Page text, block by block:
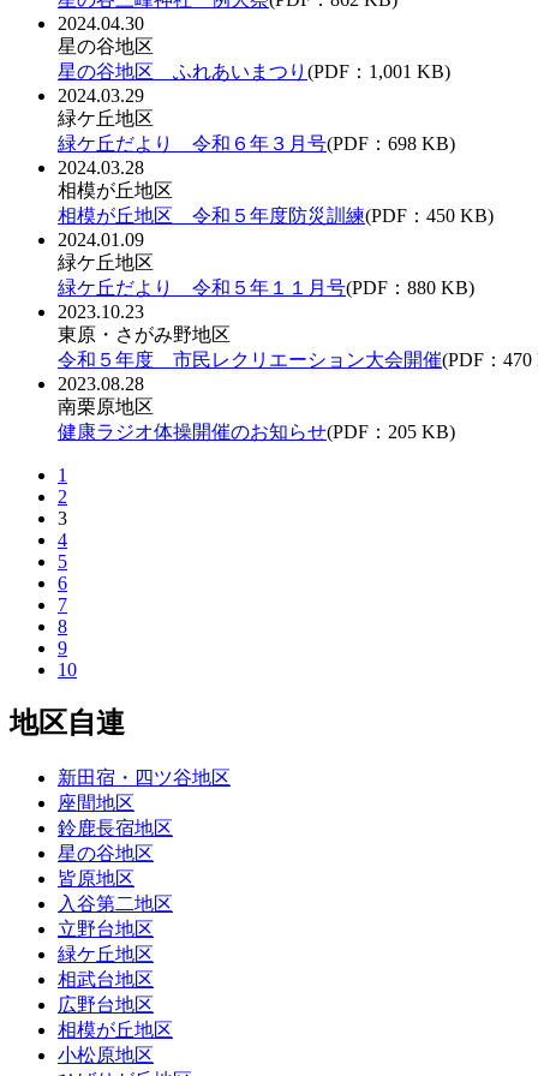
2024.04.30
星の谷地区
星の谷地区 ふれあいまつり (PDF：1,001 KB)
2024.03.29
緑ケ丘地区
緑ケ丘だより 令和６年３月号(PDF：698 KB)
2024.03.28
相模が丘地区
相模が丘地区 令和５年度防災訓練(PDF：450 KB)
2024.01.09
緑ケ丘地区
緑ケ丘だより 令和５年１１月号(PDF：880 KB)
2023.10.23
東原・さがみ野地区
令和５年度 市民レクリエーション大会開催(PDF：
2023.08.28
南栗原地区
健康ラジオ体操開催のお知らせ(PDF：205 KB)
1
2
3
4
5
6
7
8
9
10
地区自連
新田宿・四ツ谷地区
座間地区
鈴鹿長宿地区
星の谷地区
皆原地区
入谷第二地区
立野台地区
緑ケ丘地区
相武台地区
広野台地区
相模が丘地区
小松原地区